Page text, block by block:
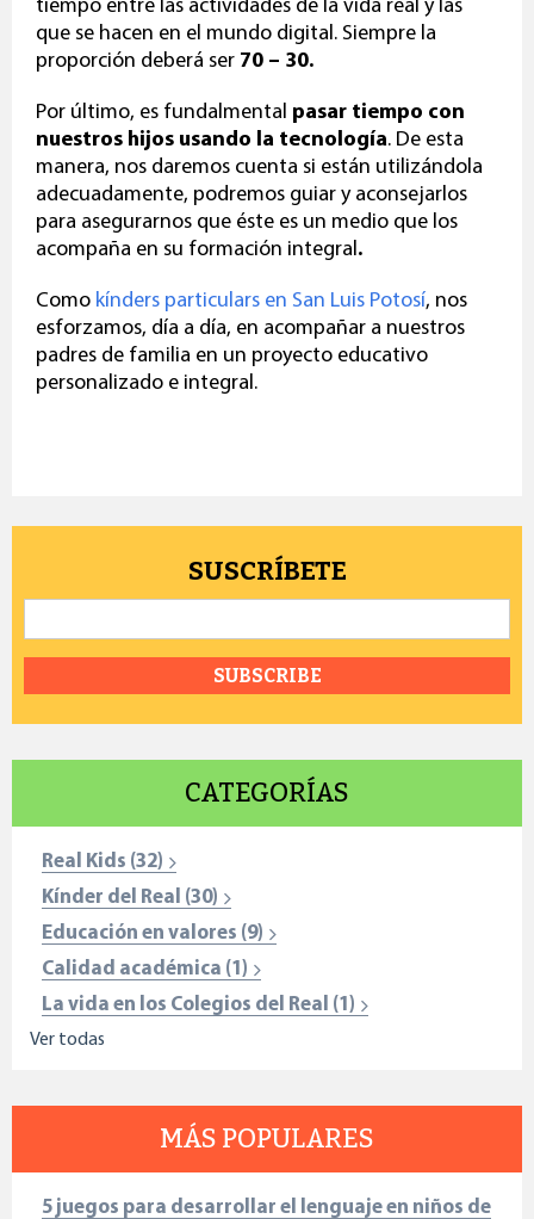
tiempo entre las actividades de la vida real y las
que se hacen en el mundo digital. Siempre la
proporción deberá ser 70 – 30.
Por último, es fundalmental pasar tiempo con
nuestros hijos usando la tecnología. De esta
manera, nos daremos cuenta si están utilizándola
adecuadamente, podremos guiar y aconsejarlos
para asegurarnos que éste es un medio que los
acompaña en su formación integral .
Como kínders particulars en San Luis Potosí, nos
esforzamos, día a día, en acompañar a nuestros
padres de familia en un proyecto educativo
personalizado e integral.
SUSCRÍBETE
*
CATEGORÍAS
Real Kids (32)
Kínder del Real (30)
Educación en valores (9)
Calidad académica (1)
La vida en los Colegios del Real (1)
Ver todas
MÁS POPULARES
5 juegos para desarrollar el lenguaje en niños de